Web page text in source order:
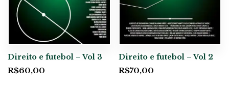
Direito e futebol – Vol 3
R$60,00
Direito e futebol – Vol 2
R$70,00